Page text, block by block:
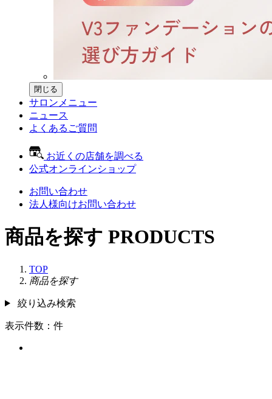
閉じる
サロンメニュー
ニュース
よくあるご質問
お近くの店舗を調べる
公式オンラインショップ
お問い合わせ
法人様向けお問い合わせ
商品を探す PRODUCTS
TOP
商品を探す
絞り込み検索
表示件数： 件